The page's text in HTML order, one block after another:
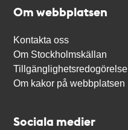
Om webbplatsen
Kontakta oss
Om Stockholmskällan
Tillgänglighetsredogörelse
Om kakor på webbplatsen
Sociala medier